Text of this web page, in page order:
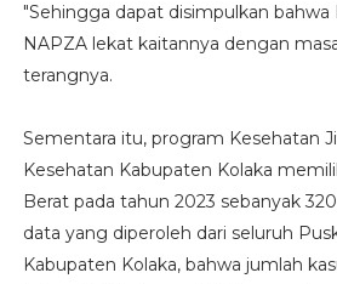
"Sehingga dapat disimpulkan bahwa
NAPZA lekat kaitannya dengan
terangnya.
Sementara itu, program Kesehatan
Kesehatan Kabupaten Kolaka
Berat pada tahun 2023 sebanyak
data yang diperoleh dari seluruh
Kabupaten Kolaka, bahwa jumlah